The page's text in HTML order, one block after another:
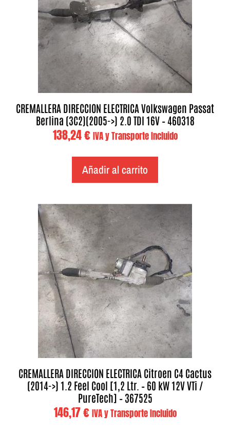
CREMALLERA DIRECCION ELECTRICA Volkswagen Passat
Berlina (3C2)(2005->) 2.0 TDI 16V – 460318
138,24€ IVA y Transporte Incluido
Añadir al carrito
CREMALLERA DIRECCION ELECTRICA Citroen C4 Cactus
(2014->) 1.2 Feel Cool [1,2 Ltr. – 60 kW 12V VTi /
PureTech] – 367525
146,17€ IVA y Transporte Incluido